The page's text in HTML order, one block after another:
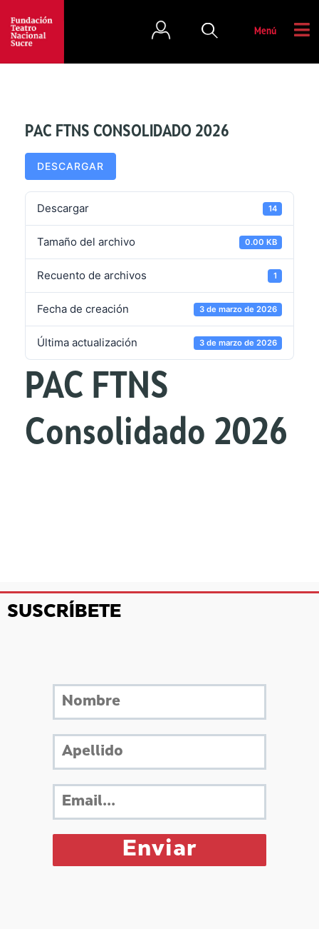
Menú
PAC FTNS CONSOLIDADO 2026
DESCARGAR
Descargar 14
Tamaño del archivo 0.00 KB
Recuento de archivos 1
Fecha de creación 3 de marzo de 2026
Última actualización 3 de marzo de 2026
PAC FTNS
Consolidado 2026
SUSCRÍBETE